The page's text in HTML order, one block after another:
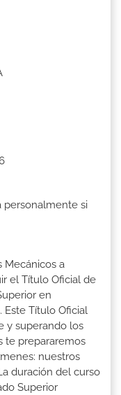
personalmente si
Mecánicos a
el Título Oficial de
en
Este Título Oficial
y superando los
te prepararemos
nuestros
duración del curso
Superior